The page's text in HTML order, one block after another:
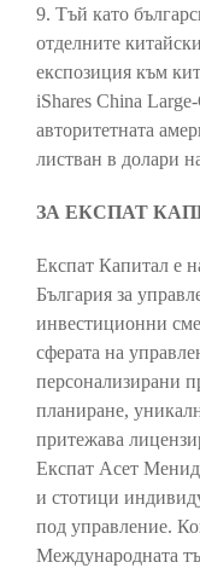
9. Тъй като
отделните
експозиция към
iShares China
авторитетната
листван в долари
ЗА ЕКСПАТ
Експат Капитал е
България за
инвестиционни
сферата на
персонализирани
планиране,
притежава
Експат Асет
и стотици
под управление.
Международната